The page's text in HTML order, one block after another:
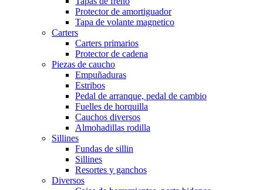
Protector de amortiguador
Tapa de volante magnetico
Carters
Carters primarios
Protector de cadena
Piezas de caucho
Empuñaduras
Estribos
Pedal de arranque, pedal de cambio
Fuelles de horquilla
Cauchos diversos
Almohadillas rodilla
Sillines
Fundas de sillin
Sillines
Resortes y ganchos
Diversos